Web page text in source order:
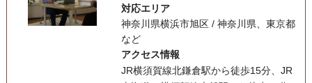
対応エリア
神奈川県横浜市旭区 / 神奈川県、東京都
など
アクセス情報
JR横須賀線北鎌倉駅から徒歩15分、JR